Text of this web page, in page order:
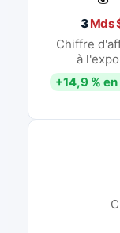
3Mds
Chiffre
à
+14,9 %